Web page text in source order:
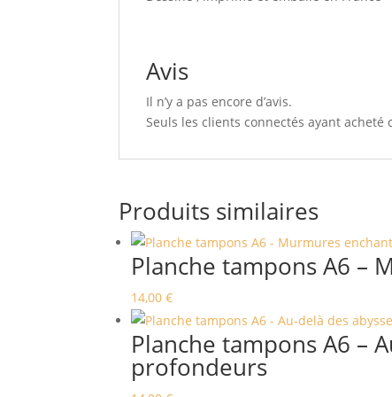
Avis
Il n’y a pas encore d’avis.
Seuls les clients connectés ayant
Produits similaires
Planche tampons A6 –
14,00€
Planche tampons A6 –
profondeurs